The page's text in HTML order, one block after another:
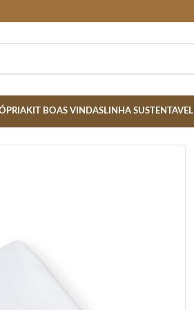
KIT BOAS VINDASLINHA SUSTENTAVEL